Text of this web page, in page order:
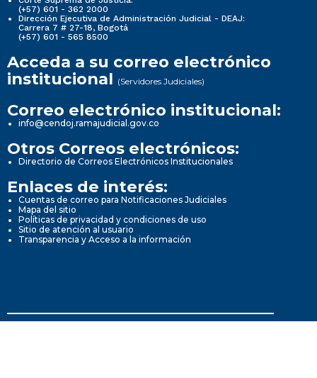
(+57) 601 - 362 2000
Dirección Ejecutiva de Administración Judicial - DEAJ:
Carrera 7 # 27-18, Bogotá
(+57) 601 - 565 8500
Acceda a su correo electrónico
institucional (Servidores Judiciales)
Correo electrónico institucional:
info@cendoj.ramajudicial.gov.co
Otros Correos electrónicos:
Directorio de Correos Electrónicos Institucionales
Enlaces de interés:
Cuentas de correo para Notificaciones Judiciales
Mapa del sitio
Políticas de privacidad y condiciones de uso
Sitio de atención al usuario
Transparencia y Acceso a la información